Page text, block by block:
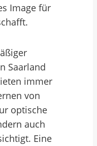
Image für
Saarland
immer
von
optische
auch
Eine